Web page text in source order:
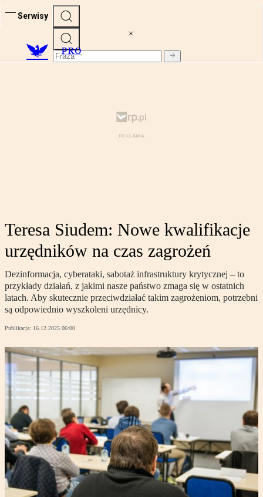
Serwisy
PRO
Teresa Siudem: Nowe kwalifikacje
urzędników na czas zagrożeń
Dezinformacja, cyberataki, sabotaż infrastruktury krytycznej – to
przykłady działań, z jakimi nasze państwo zmaga się w ostatnich
latach. Aby skutecznie przeciwdziałać takim zagrożeniom, potrzebni
są odpowiednio wyszkoleni urzędnicy.
Publikacja: 16.12.2025 06:00